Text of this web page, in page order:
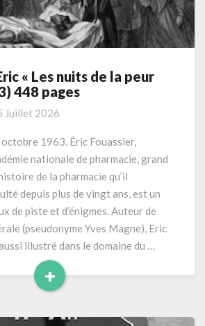
« Les nuits de la peur
448 pages
Juillet 2026
1963, Éric Fouassier,
nationale de pharmacie, grand
de la pharmacie qu’il
depuis plus de vingt ans, est un
de piste et d’énigmes. Auteur de
(pseudonyme Yves Magne), Eric
illustré dans le domaine du …
+
Read